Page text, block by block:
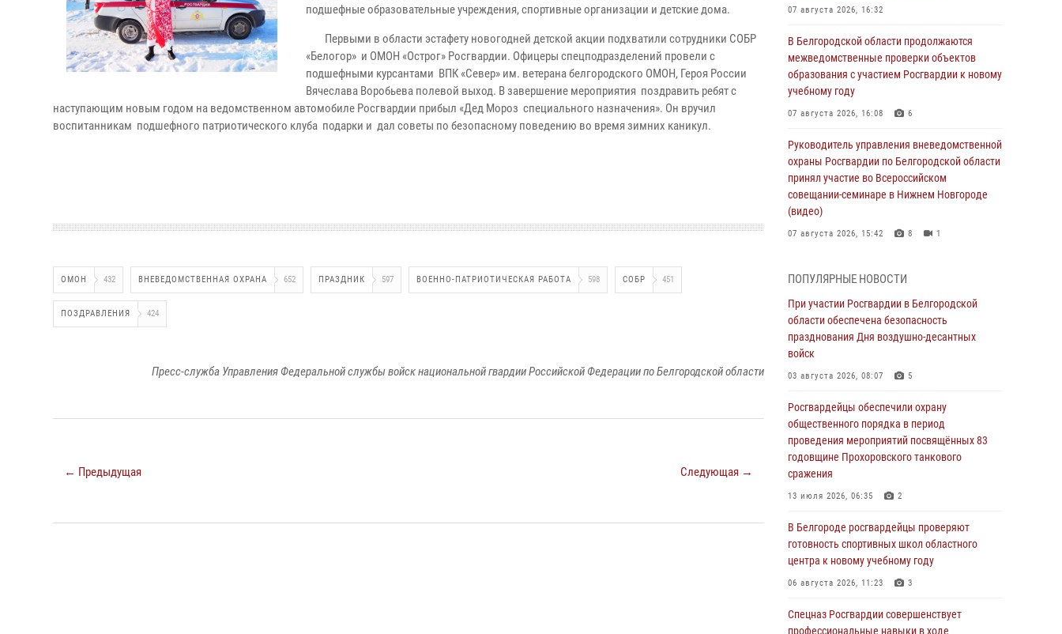
подшефные образовательные учреждения, спортивные организации и детские дома.
Первыми в области эстафету новогодней детской акции подхватили сотрудники СОБР
«Белогор» и ОМОН «Острог» Росгвардии. Офицеры спецподразделений провели с
подшефными курсантами ВПК «Север» им. ветерана белгородского ОМОН, Героя России
Вячеслава Воробьева полевой выход. В завершение мероприятия поздравить ребят с
наступающим новым годом на ведомственном автомобиле Росгвардии прибыл «Дед Мороз специального назначения». Он вручил
воспитанникам подшефного патриотического клуба подарки и дал советы по безопасному поведению во время зимних каникул.
ОМОН 432 ВНЕВЕДОМСТВЕННАЯ ОХРАНА 652 ПРАЗДНИК 597 ВОЕННО-ПАТРИОТИЧЕСКАЯ РАБОТА 598 СОБР 451
ПОЗДРАВЛЕНИЯ 424
Пресс-служба Управления Федеральной службы войск национальной гвардии Российской Федерации по Белгородской области
← Предыдущая Следующая →
07 августа 2026, 16:32
В Белгородской области продолжаются
межведомственные проверки объектов
образования с участием Росгвардии к новому
учебному году
07 августа 2026, 16:08 6
Руководитель управления вневедомственной
охраны Росгвардии по Белгородской области
принял участие во Всероссийском
совещании-семинаре в Нижнем Новгороде
(видео)
07 августа 2026, 15:42 8 1
пресекли условное проникновение в детский
лагерь «Солнышко»
07 августа 2026, 07:39 1
Белгородским радиослушателям рассказали
о роли физической культуры в жизни
07 августа 2026, 06:19
Подвиги героев‑росгвардейцев увековечили
в новой музейной экспозиции белгородского
музея‑диорамы «Курская битва.
Белгородское направление»
В Белгороде росгвардейцы проверяют
готовность спортивных школ областного
центра к новому учебному году
Росгвардия обеспечила общественную
ПОПУЛЯРНЫЕ НОВОСТИ
При участии Росгвардии в Белгородской
области обеспечена безопасность
празднования Дня воздушно-десантных
войск
03 августа 2026, 08:07 5
Росгвардейцы обеспечили охрану
общественного порядка в период
проведения мероприятий посвящённых 83
годовщине Прохоровского танкового
сражения
13 июля 2026, 06:35 2
В Белгороде росгвардейцы проверяют
готовность спортивных школ областного
центра к новому учебному году
06 августа 2026, 11:23 3
Спецназ Росгвардии совершенствует
профессиональные навыки в ходе